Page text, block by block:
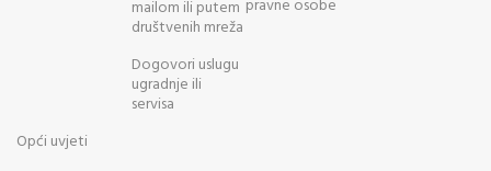
mailom ili putem
društvenih mreža
Dogovori uslugu
ugradnje ili
servisa
pravne osobe
Opći uvjeti